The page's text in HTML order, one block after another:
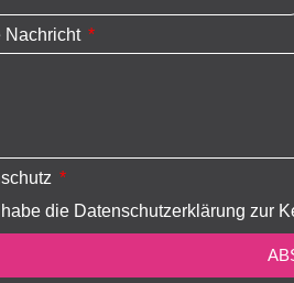
Nachricht
habe die Datenschutzerklärung zur